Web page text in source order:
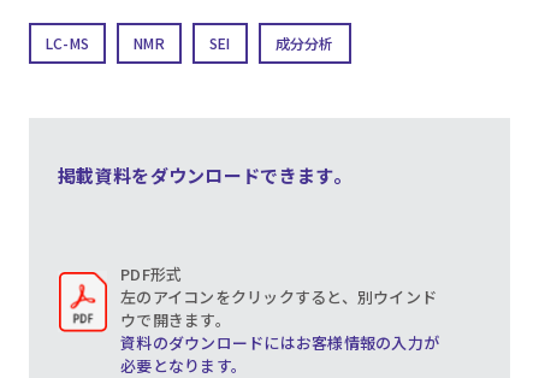
LC-MS NMR SEI 成分分析
掲載資料をダウンロードできます。
PDF形式
左のアイコンをクリックすると、別ウインド
ウで開きます。
資料のダウンロードにはお客様情報の入力が
必要となります。